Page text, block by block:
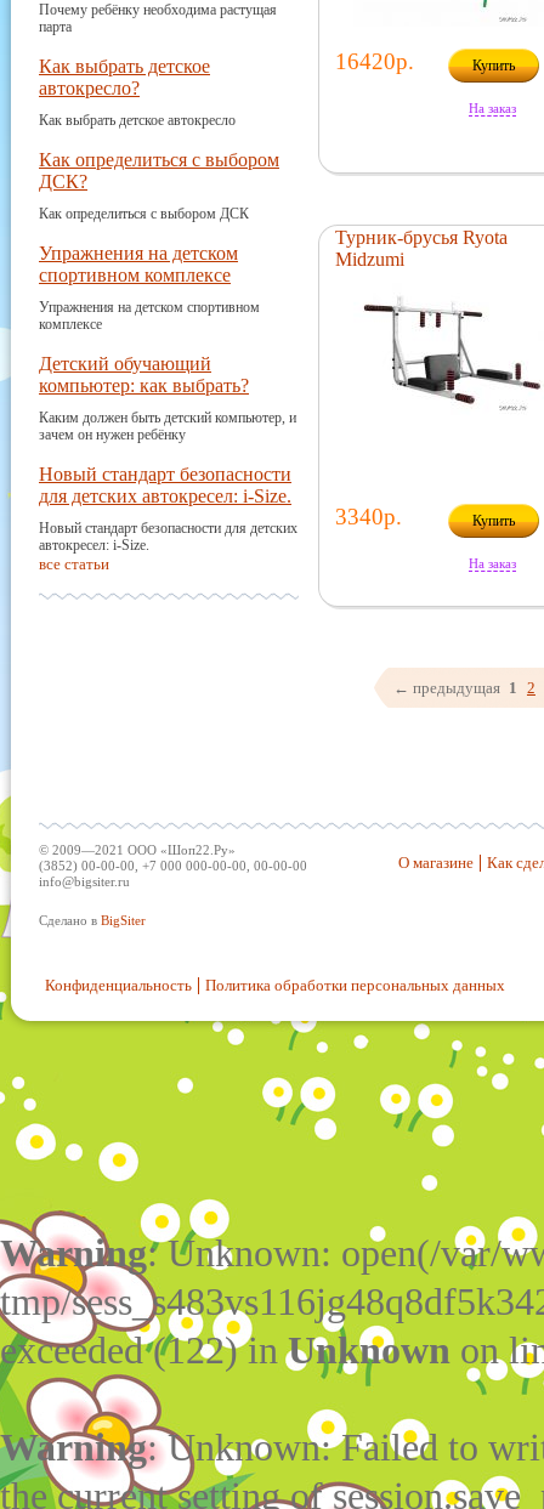
Почему ребёнку необходима растущая
парта
Как выбрать детское
автокресло?
Как выбрать детское автокресло
Как определиться с выбором
ДСК?
Как определиться с выбором ДСК
Упражнения на детском
спортивном комплексе
Упражнения на детском спортивном
комплексе
Детский обучающий
компьютер: как выбрать?
Каким должен быть детский компьютер, и
зачем он нужен ребёнку
Новый стандарт безопасности
для детских автокресел: i-Size.
Новый стандарт безопасности для детских
автокресел: i-Size.
все статьи
16420р. Купить
На заказ
Турник-брусья Ryota
Midzumi
3340р. Купить
На заказ
← предыдущая 1 2
© 2009—2021 ООО «Шоп22.Ру»
(3852) 00-00-00, +7 000 000-00-00, 00-00-00
info@bigsiter.ru
Сделано в BigSiter
О магазине Как
Конфиденциальность Политика обработки персональных данных
Warning: Unknown: open(/var/
tmp/
exceeded (122) inUnknown on
Warning: Unknown: Failed to
the current setting of